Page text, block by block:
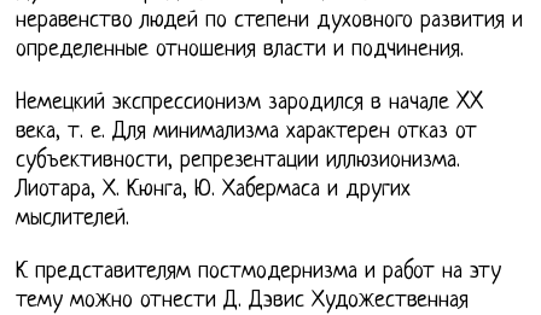
неравенство людей по степени духовного развития и
определенные отношения власти и подчинения.
Немецкий экспрессионизм зародился в начале XX
века, т. е. Для минимализма характерен отказ от
субъективности, репрезентации иллюзионизма.
Лиотара, Х. Кюнга, Ю. Хабермаса и других
мыслителей.
К представителям постмодернизма и работ на эту
тему можно отнести Д. Дэвис Художественная